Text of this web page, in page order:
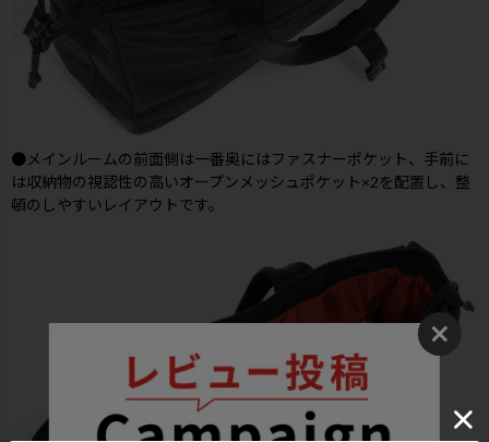
●メインルームの前面側は一番奥にはファスナーポケット、手前に
は収納物の視認性の高いオープンメッシュポケット×2を配置し、整
頓のしやすいレイアウトです。